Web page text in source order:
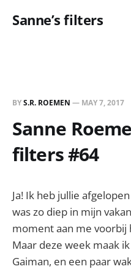
Sanne’s filters
BYS.R. ROEMEN — MAY 7, 2017
Sanne
filters #64
Ja! Ik heb jullie
was zo diep in mijn
moment aan me voorbij
Maar deze week maak
Gaiman, en een paar